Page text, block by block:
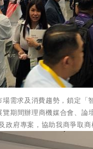
需求及消費趨勢，鎖定「
期間辦理商機媒合會、
府專案，協助我商爭取商